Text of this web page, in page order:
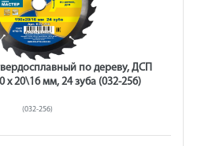
по дереву, ДСП
х 20\16 мм, 24 зуба (032-256)
(032-256)